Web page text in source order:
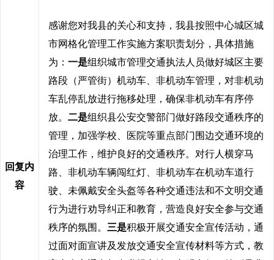
回复内
容
感谢您对我县的关心和支持，我县按照中心城区城
市网格化管理工作实施方案职责划分，具体措施
为： 一是组织城市管理交通执法人员做好城区主要
路段（严管街）机动车、非机动车管理，对非机动
车乱停乱放进行拖移处理，确保非机动车有序停
放。 二是组织县公安交警部门做好路段交通秩序的
管理，加强学校、医院等重点部门围边交通环境的
治理工作，维护良好的交通秩序。对行人横穿马
路、非机动车辆闯红灯、非机动车在机动车道行
驶、未佩戴安全头盔等各种交通违法和不文明交通
行为进行劝导纠正和教育，营造良好安全参与交通
秩序的氛围。 三是积极开展交通安全宣传活动，通
过面对面宣讲及发放交通安全宣传材料等方式，教